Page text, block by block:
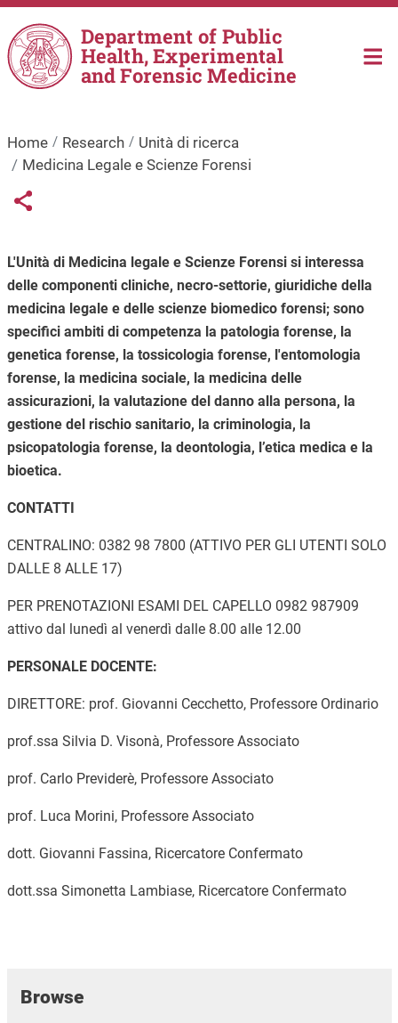
Skip to main content
Department of Public
Health, Experimental
and Forensic Medicine
Home Research
Unità di ricerca
Medicina Legale e Scienze Forensi
Links condivisione social
Share button
L'Unità di Medicina legale e Scienze Forensi si interessa
delle componenti cliniche, necro-settorie, giuridiche della
medicina legale e delle scienze biomedico forensi; sono
specifici ambiti di competenza la patologia forense, la
genetica forense, la tossicologia forense, l'entomologia
forense, la medicina sociale, la medicina delle
assicurazioni, la valutazione del danno alla persona, la
gestione del rischio sanitario, la criminologia, la
psicopatologia forense, la deontologia, l’etica medica e la
bioetica.
CONTATTI
CENTRALINO: 0382 98 7800 (ATTIVO PER GLI UTENTI SOLO
DALLE 8 ALLE 17)
PER PRENOTAZIONI ESAMI DEL CAPELLO 0982 987909
attivo dal lunedì al venerdì dalle 8.00 alle 12.00
PERSONALE DOCENTE:
DIRETTORE: prof. Giovanni Cecchetto, Professore Ordinario
prof.ssa Silvia D. Visonà, Professore Associato
prof. Carlo Previderè, Professore Associato
prof. Luca Morini, Professore Associato
dott. Giovanni Fassina, Ricercatore Confermato
dott.ssa Simonetta Lambiase, Ricercatore Confermato
Browse